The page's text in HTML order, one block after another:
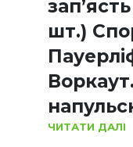
шт.)
ЧИТАТИ ДАЛІ